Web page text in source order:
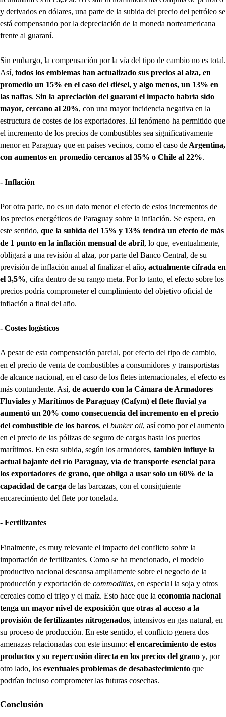
y derivados en dólares, una parte de la subida del precio del petróleo se
está compensando por la depreciación de la moneda norteamericana
frente al guaraní.
Sin embargo, la compensación por la vía del tipo de cambio no es total.
Así, todos los emblemas han actualizado sus precios al alza, en
promedio un 15% en el caso del diésel, y algo menos, un 13% en
las naftas. Sin la apreciación del guaraní el impacto habría sido
mayor, cercano al 20%, con una mayor incidencia negativa en la
estructura de costes de los exportadores. El fenómeno ha permitido que
el incremento de los precios de combustibles sea significativamente
menor en Paraguay que en países vecinos, como el caso de Argentina,
con aumentos en promedio cercanos al 35% o Chile al 22%.
- Inflación
Por otra parte, no es un dato menor el efecto de estos incrementos de
los precios energéticos de Paraguay sobre la inflación. Se espera, en
este sentido, que la subida del 15% y 13% tendrá un efecto de más
de 1 punto en la inflación mensual de abril, lo que, eventualmente,
obligará a una revisión al alza, por parte del Banco Central, de su
previsión de inflación anual al finalizar el año, actualmente cifrada en
el 3,5%, cifra dentro de su rango meta. Por lo tanto, el efecto sobre los
precios podría comprometer el cumplimiento del objetivo oficial de
inflación a final del año.
- Costes logísticos
A pesar de esta compensación parcial, por efecto del tipo de cambio,
en el precio de venta de combustibles a consumidores y transportistas
de alcance nacional, en el caso de los fletes internacionales, el efecto es
más contundente. Así, de acuerdo con la Cámara de Armadores
Fluviales y Marítimos de Paraguay (Cafym) el flete fluvial ya
aumentó un 20% como consecuencia del incremento en el precio
del combustible de los barcos, el bunker oil, así como por el aumento
en el precio de las pólizas de seguro de cargas hasta los puertos
marítimos. En esta subida, según los armadores, también influye la
actual bajante del río Paraguay, vía de transporte esencial para
los exportadores de grano, que obliga a usar solo un 60% de la
capacidad de carga de las barcazas, con el consiguiente
encarecimiento del flete por tonelada.
- Fertilizantes
Finalmente, es muy relevante el impacto del conflicto sobre la
importación de fertilizantes. Como se ha mencionado, el modelo
productivo nacional descansa ampliamente sobre el negocio de la
producción y exportación de commodities, en especial la soja y otros
cereales como el trigo y el maíz. Esto hace que la economía nacional
tenga un mayor nivel de exposición que otras al acceso a la
provisión de fertilizantes nitrogenados, intensivos en gas natural, en
su proceso de producción. En este sentido, el conflicto genera dos
amenazas relacionadas con este insumo: el encarecimiento de estos
productos y su repercusión directa en los precios del grano y, por
otro lado, los eventuales problemas de desabastecimiento que
podrían incluso comprometer las futuras cosechas.
Conclusión